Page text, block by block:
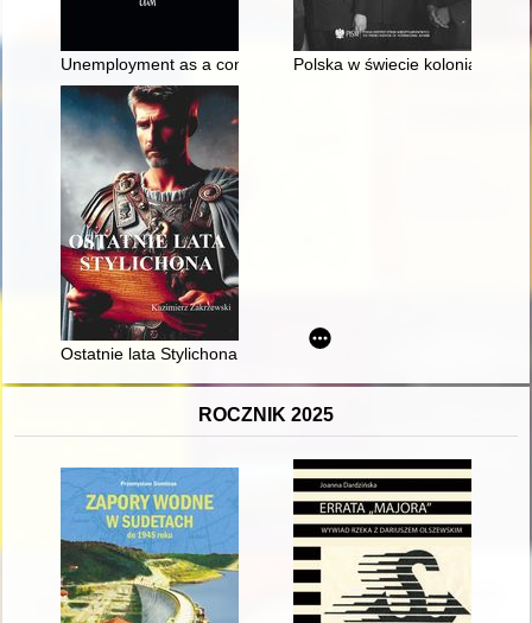
Unemployment as a consequence of the liquidation of state
Polska w świecie kolonialnym
Ostatnie lata Stylichona
ROCZNIK 2025